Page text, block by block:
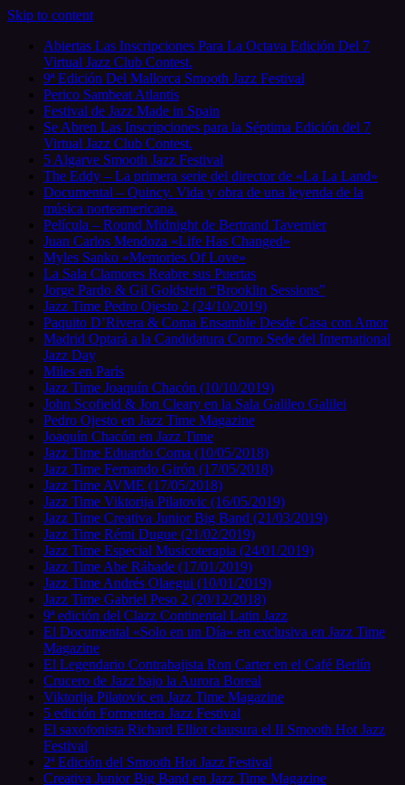
Skip to content
Abiertas Las Inscripciones Para La Octava Edición Del 7
Virtual Jazz Club Contest.
9ª Edición Del Mallorca Smooth Jazz Festival
Perico Sambeat Atlantis
Festival de Jazz Made in Spain
Se Abren Las Inscripciones para la Séptima Edición del 7
Virtual Jazz Club Contest.
5 Algarve Smooth Jazz Festival
The Eddy – La primera serie del director de «La La Land»
Documental – Quincy. Vida y obra de una leyenda de la
música norteamericana.
Película – Round Midnight de Bertrand Tavernier
Juan Carlos Mendoza «Life Has Changed»
Myles Sanko «Memories Of Love»
La Sala Clamores Reabre sus Puertas
Jorge Pardo & Gil Goldstein “Brooklin Sessions”
Jazz Time Pedro Ojesto 2 (24/10/2019)
Paquito D’Rivera & Coma Ensamble Desde Casa con Amor
Madrid Optará a la Candidatura Como Sede del International
Jazz Day
Miles en París
Jazz Time Joaquín Chacón (10/10/2019)
John Scofield & Jon Cleary en la Sala Galileo Galilei
Pedro Ojesto en Jazz Time Magazine
Joaquín Chacón en Jazz Time
Jazz Time Eduardo Coma (10/05/2018)
Jazz Time Fernando Girón (17/05/2018)
Jazz Time AVME (17/05/2018)
Jazz Time Viktorija Pilatovic (16/05/2019)
Jazz Time Creativa Junior Big Band (21/03/2019)
Jazz Time Rémi Dugue (21/02/2019)
Jazz Time Especial Musicoterapia (24/01/2019)
Jazz Time Abe Rábade (17/01/2019)
Jazz Time Andrés Olaegui (10/01/2019)
Jazz Time Gabriel Peso 2 (20/12/2018)
9ª edición del Clazz Continental Latin Jazz
El Documental «Solo en un Día» en exclusiva en Jazz Time
Magazine
El Legendario Contrabajista Ron Carter en el Café Berlín
Crucero de Jazz bajo la Aurora Boreal
Viktorija Pilatovic en Jazz Time Magazine
5 edición Formentera Jazz Festival
El saxofonista Richard Elliot clausura el II Smooth Hot Jazz
Festival
2ª Edición del Smooth Hot Jazz Festival
Creativa Junior Big Band en Jazz Time Magazine